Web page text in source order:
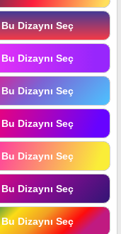
Bu Dizaynı Seç
Bu Dizaynı Seç
Bu Dizaynı Seç
Bu Dizaynı Seç
Bu Dizaynı Seç
Bu Dizaynı Seç
Bu Dizaynı Seç